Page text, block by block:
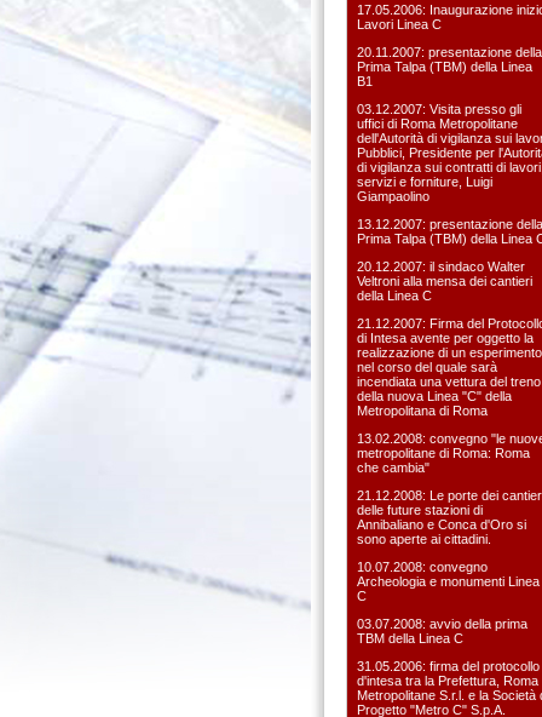
17.05.2006: Inaugurazione
Lavori Linea C
20.11.2007: presentazione della
Prima Talpa (TBM) della Linea
B1
03.12.2007: Visita presso gli
uffici di Roma Metropolitane
dell'Autorità di vigilanza sui
Pubblici, Presidente per
di vigilanza sui contratti di lavori,
servizi e forniture, Luigi
Giampaolino
13.12.2007: presentazione della
Prima Talpa (TBM) della Linea
20.12.2007: il sindaco Walter
Veltroni alla mensa dei cantieri
della Linea C
21.12.2007: Firma del
di Intesa avente per oggetto la
realizzazione di un esperimento
nel corso del quale sarà
incendiata una vettura del treno
della nuova Linea "C" della
Metropolitana di Roma
13.02.2008: convegno "le
metropolitane di Roma: Roma
che cambia"
21.12.2008: Le porte dei
delle future stazioni di
Annibaliano e Conca d'Oro si
sono aperte ai cittadini.
10.07.2008: convegno
Archeologia e monumenti Linea
C
03.07.2008: avvio della prima
TBM della Linea C
31.05.2006: firma del protocollo
d'intesa tra la Prefettura, Roma
Metropolitane S.r.l. e la Società
Progetto "Metro C" S.p.A.